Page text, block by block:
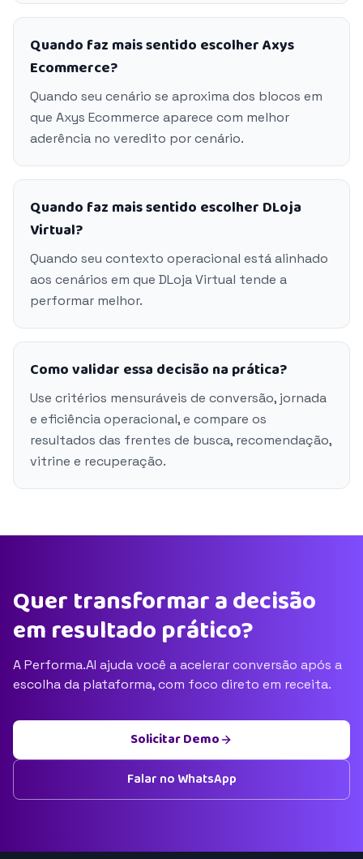
Quando faz mais sentido escolher Axys
Ecommerce?
Quando seu cenário se aproxima dos blocos em
que Axys Ecommerce aparece com melhor
aderência no veredito por cenário.
Quando faz mais sentido escolher DLoja
Virtual?
Quando seu contexto operacional está alinhado
aos cenários em que DLoja Virtual tende a
performar melhor.
Como validar essa decisão na prática?
Use critérios mensuráveis de conversão, jornada
e eficiência operacional, e compare os
resultados das frentes de busca, recomendação,
vitrine e recuperação.
Quer transformar a decisão
em resultado prático?
A Performa.AI ajuda você a acelerar conversão após a
escolha da plataforma, com foco direto em receita.
Solicitar Demo
Falar no WhatsApp